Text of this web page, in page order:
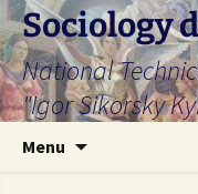
Skip
to
content
Sociology
National
"Igor Sikorsky
Menu